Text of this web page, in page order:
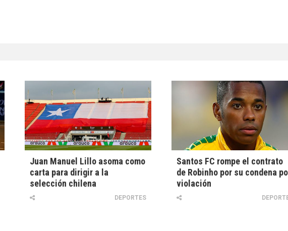
Juan Manuel Lillo asoma como
carta para dirigir a la
selección chilena
DEPORTES
Santos FC rompe el contrato
de Robinho por su condena
violación